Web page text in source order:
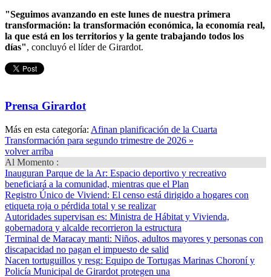
"Seguimos avanzando en este lunes de nuestra primera
transformación: la transformación económica, la economía real,
la que está en los territorios y la gente trabajando todos los
días", concluyó el líder de Girardot.
Prensa Girardot
Más en esta categoría: Afinan planificación de la Cuarta
Transformación para segundo trimestre de 2026 »
volver arriba
Al Momento :
Inauguran Parque de la Ar: Espacio deportivo y recreativo
beneficiará a la comunidad, mientras que el Plan
Registro Único de Viviend: El censo está dirigido a hogares con
etiqueta roja o pérdida total y se realizar
Autoridades supervisan es: Ministra de Hábitat y Vivienda,
gobernadora y alcalde recorrieron la estructura
Terminal de Maracay manti: Niños, adultos mayores y personas con
discapacidad no pagan el impuesto de salid
Nacen tortuguillos y resg: Equipo de Tortugas Marinas Choroní y
Policía Municipal de Girardot protegen una